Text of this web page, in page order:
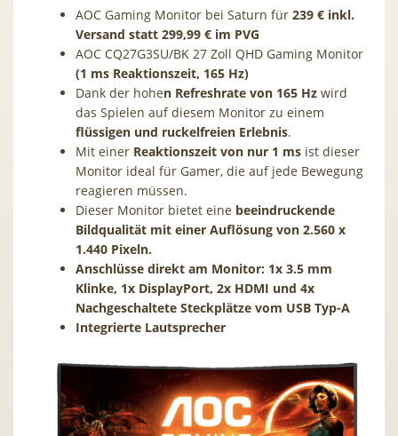
AOC Gaming Monitor bei Saturn für 239 € inkl.
Versand statt 299,99 € im PVG
AOC CQ27G3SU/BK 27 Zoll QHD Gaming Monitor
(1 ms Reaktionszeit, 165 Hz)
Dank der hohen Refreshrate von 165 Hz wird
das Spielen auf diesem Monitor zu einem
flüssigen und ruckelfreien Erlebnis.
Mit einer Reaktionszeit von nur 1 ms ist dieser
Monitor ideal für Gamer, die auf jede Bewegung
reagieren müssen.
Dieser Monitor bietet eine beeindruckende
Bildqualität mit einer Auflösung von 2.560 x
1.440 Pixeln.
Anschlüsse direkt am Monitor: 1x 3.5 mm
Klinke, 1x DisplayPort, 2x HDMI und 4x
Nachgeschaltete Steckplätze vom USB Typ-A
Integrierte Lautsprecher